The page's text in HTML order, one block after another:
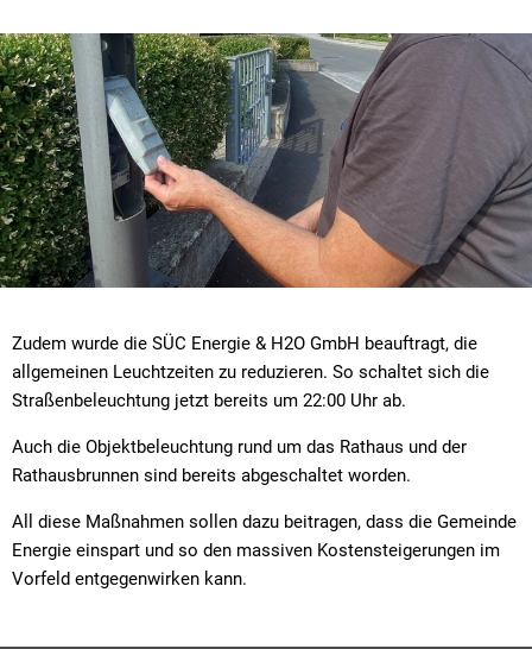
Zudem wurde die SÜC Energie & H2O GmbH beauftragt, die
allgemeinen Leuchtzeiten zu reduzieren. So schaltet sich die
Straßenbeleuchtung jetzt bereits um 22:00 Uhr ab.
Auch die Objektbeleuchtung rund um das Rathaus und der
Rathausbrunnen sind bereits abgeschaltet worden.
All diese Maßnahmen sollen dazu beitragen, dass die Gemeinde
Energie einspart und so den massiven Kostensteigerungen im
Vorfeld entgegenwirken kann.